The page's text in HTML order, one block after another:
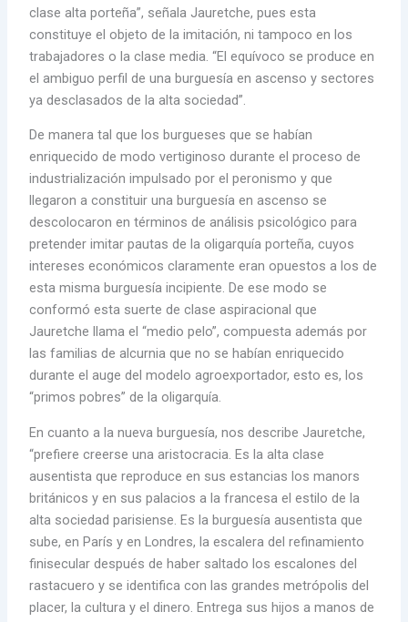
clase alta porteña”, señala Jauretche, pues esta
constituye el objeto de la imitación, ni tampoco en los
trabajadores o la clase media. “El equívoco se produce en
el ambiguo perfil de una burguesía en ascenso y sectores
ya desclasados de la alta sociedad”.
De manera tal que los burgueses que se habían
enriquecido de modo vertiginoso durante el proceso de
industrialización impulsado por el peronismo y que
llegaron a constituir una burguesía en ascenso se
descolocaron en términos de análisis psicológico para
pretender imitar pautas de la oligarquía porteña, cuyos
intereses económicos claramente eran opuestos a los de
esta misma burguesía incipiente. De ese modo se
conformó esta suerte de clase aspiracional que
Jauretche llama el “medio pelo”, compuesta además por
las familias de alcurnia que no se habían enriquecido
durante el auge del modelo agroexportador, esto es, los
“primos pobres” de la oligarquía.
En cuanto a la nueva burguesía, nos describe Jauretche,
“prefiere creerse una aristocracia. Es la alta clase
ausentista que reproduce en sus estancias los manors
británicos y en sus palacios a la francesa el estilo de la
alta sociedad parisiense. Es la burguesía ausentista que
sube, en París y en Londres, la escalera del refinamiento
finisecular después de haber saltado los escalones del
rastacuero y se identifica con las grandes metrópolis del
placer, la cultura y el dinero. Entrega sus hijos a manos de